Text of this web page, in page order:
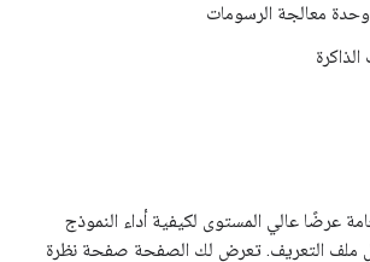
معالجة الرسومات
عرضًا عالي المستوى لكيفية أداء النموذج
ملف التعريف. تعرض لك الصفحة صفحة نظرة